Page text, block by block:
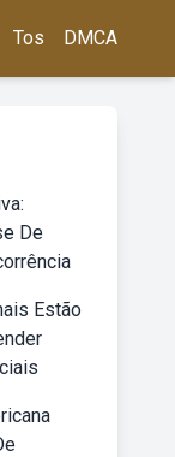
Tos DMCA
De
Estão